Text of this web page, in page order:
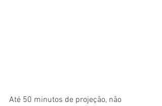
Até 50 minutos de projeção, não